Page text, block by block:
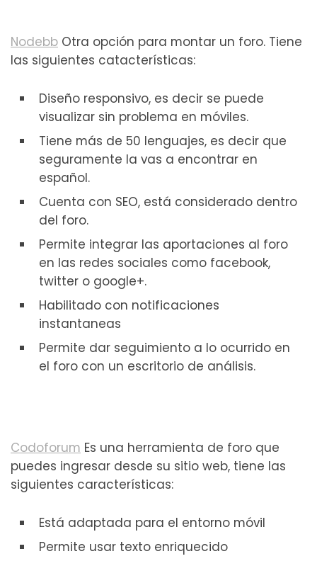
Nodebb Otra opción para montar un foro. Tiene
las siguientes catacterísticas:
Diseño responsivo, es decir se puede
visualizar sin problema en móviles.
Tiene más de 50 lenguajes, es decir que
seguramente la vas a encontrar en
español.
Cuenta con SEO, está considerado dentro
del foro.
Permite integrar las aportaciones al foro
en las redes sociales como facebook,
twitter o google+.
Habilitado con notificaciones
instantaneas
Permite dar seguimiento a lo ocurrido en
el foro con un escritorio de análisis.
Codoforum Es una herramienta de foro que
puedes ingresar desde su sitio web, tiene las
siguientes características:
Está adaptada para el entorno móvil
Permite usar texto enriquecido